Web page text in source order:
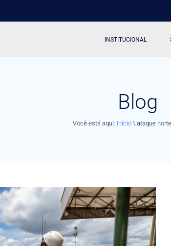
INSTITUCIONAL
Blog
Você está aqui: Início\ ataque